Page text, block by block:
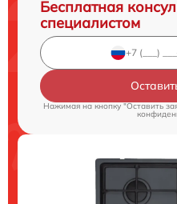
Бесплатная
специалистом
Нажимая на кнопку "Оставить